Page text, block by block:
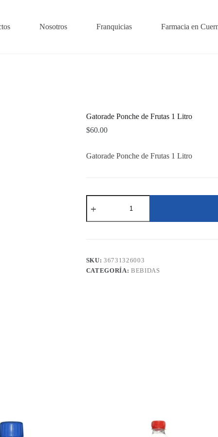
Nosotros Franquicias Farmacia en
Gatorade Ponche de Frutas 1 Litro
$60.00
Gatorade Ponche de Frutas 1 Litro
Gatorade
Ponche
Frutas
SKU:36731326003
CATEGORÍA: BEBIDAS